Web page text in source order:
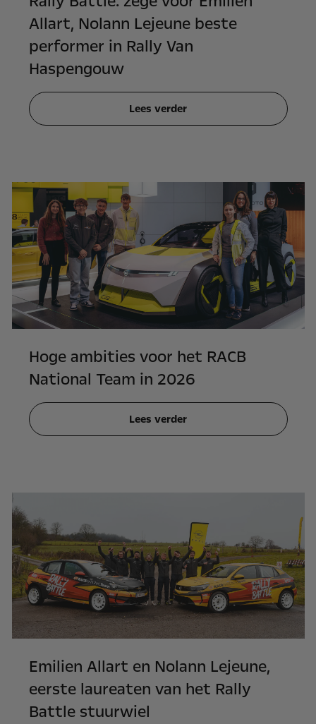
Allart, Nolann Lejeune beste
performer in Rally Van
Haspengouw
Lees verder
Hoge ambities voor het RACB
National Team in 2026
Lees verder
Emilien Allart en Nolann Lejeune,
eerste laureaten van het Rally
Battle stuurwiel